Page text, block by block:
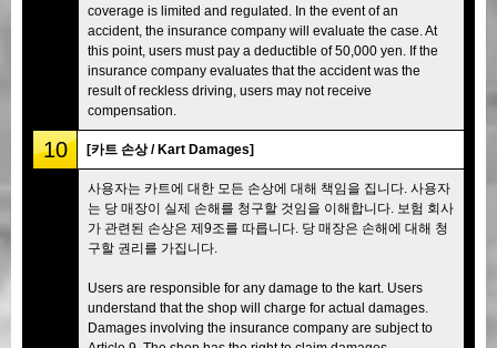
coverage is limited and regulated. In the event of an
accident, the insurance company will evaluate the case. At
this point, users must pay a deductible of 50,000 yen. If the
insurance company evaluates that the accident was the
result of reckless driving, users may not receive
compensation.
10 [카트 손상 / Kart Damages]
사용자는 카트에 대한 모든 손상에 대해 책임을 집니다. 사용자
는 당 매장이 실제 손해를 청구할 것임을 이해합니다. 보험 회사
가 관련된 손상은 제9조를 따릅니다. 당 매장은 손해에 대해 청
구할 권리를 가집니다.
Users are responsible for any damage to the kart. Users
understand that the shop will charge for actual damages.
Damages involving the insurance company are subject to